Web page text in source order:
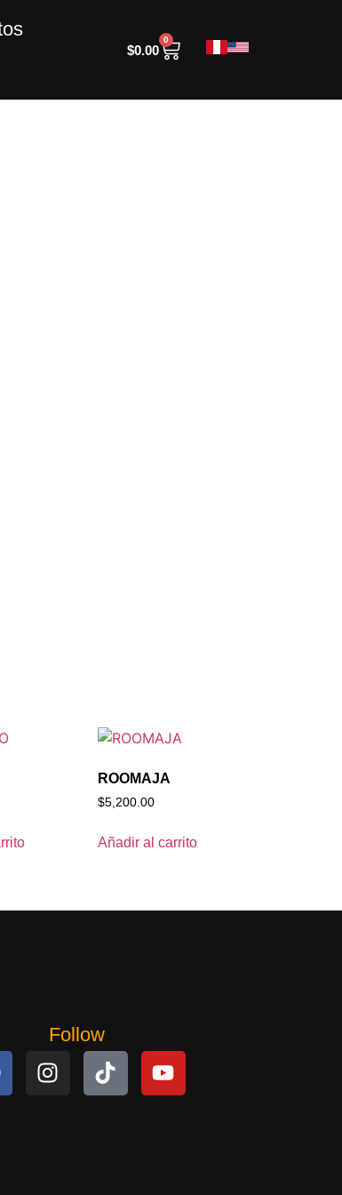
$0.00
0
ROOMAJA
$5,200.00
Añadir al carrito
Follow